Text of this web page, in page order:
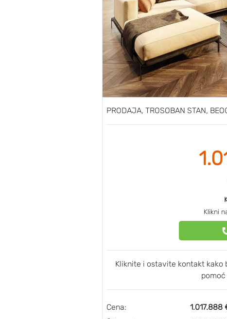
PRODAJA, TROSOBAN STAN,
Klikni
Kliknite i ostavite kontakt kako
Cena:
1.017.888